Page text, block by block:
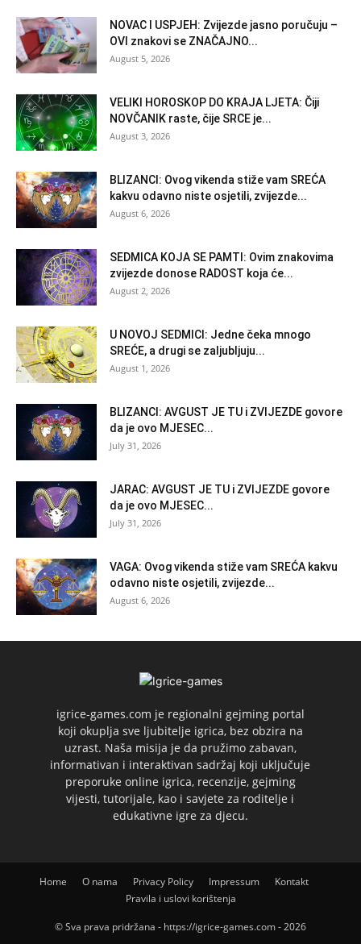
NOVAC I USPJEH: Zvijezde jasno poručuju –
OVI znakovi se ZNAČAJNO...
August 5, 2026
VELIKI HOROSKOP DO KRAJA LJETA: Čiji
NOVČANIK raste, čije SRCE je...
August 3, 2026
BLIZANCI: Ovog vikenda stiže vam SREĆA
kakvu odavno niste osjetili, zvijezde...
August 6, 2026
SEDMICA KOJA SE PAMTI: Ovim znakovima
zvijezde donose RADOST koja će...
August 2, 2026
U NOVOJ SEDMICI: Jedne čeka mnogo
SREĆE, a drugi se zaljubljuju...
August 1, 2026
BLIZANCI: AVGUST JE TU i ZVIJEZDE govore
da je ovo MJESEC...
July 31, 2026
JARAC: AVGUST JE TU i ZVIJEZDE govore
da je ovo MJESEC...
July 31, 2026
VAGA: Ovog vikenda stiže vam SREĆA kakvu
odavno niste osjetili, zvijezde...
August 6, 2026
igrice-games.com je regionalni gejming portal
koji okuplja sve ljubitelje igrica, bez obzira na
uzrast. Naša misija je da pružimo zabavan,
informativan i interaktivan sadržaj koji uključuje
preporuke online igrica, recenzije, gejming
vijesti, tutorijale, kao i savjete za roditelje i
edukativne igre za djecu.
Home O nama Privacy Policy Impressum
Kontakt
Pravila i uslovi korištenja
© Sva prava pridržana - https://igrice-games.com - 2026